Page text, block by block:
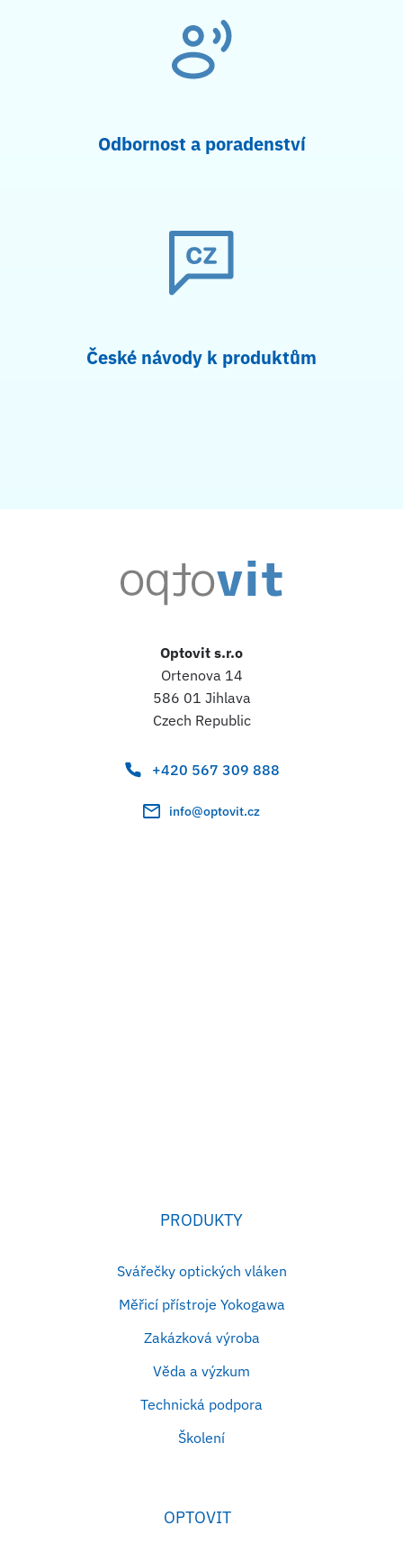
Odbornost a poradenství
České návody k produktům
Optovit s.r.o
Ortenova 14
586 01 Jihlava
Czech Republic
+420 567 309 888
info@optovit.cz
PRODUKTY
Svářečky optických vláken
Měřicí přístroje Yokogawa
Zakázková výroba
Věda a výzkum
Technická podpora
Školení
OPTOVIT